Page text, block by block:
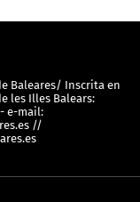
Baleares/ Inscrita en
les Illes Balears:
- e-mail:
//